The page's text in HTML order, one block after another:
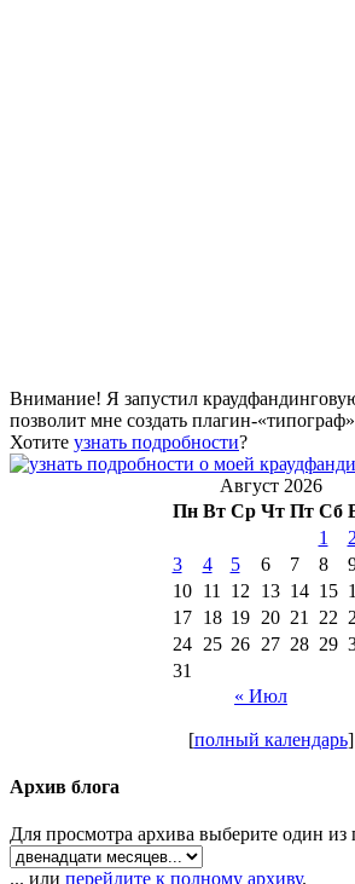
Внимание! Я запустил
позволит мне создать плагин-
Хотите узнать подробности?
Август 2026
Пн Вт Ср Чт Пт Сб
1
2
3
4 5 6 7 8
10
11 12 13 14 15
17
18 19 20 21 22
24
25 26 27 28 29
31
« Июл
[полный календарь]
Архив блога
Для просмотра архива выберите один из
... или перейдите к полному архиву.